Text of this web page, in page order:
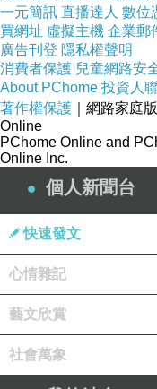
一元簡訊 直播達人 數位
買網址 虛擬主機 企業郵
廣告刊登 隱私權聲明
消費者保護 兒童網路安
About PChome 投資人
著作權保護 ｜網路家庭
Online
PChome Online and
Online Inc.
個人新聞台
快速發文
心情雜記
藝文欣賞
社會萬象